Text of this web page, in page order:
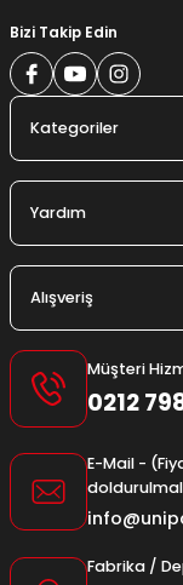
Bizi Takip Edin
Kategoriler
Yardım
Alışveriş
Müşteri
0212
E-Mail -
Fabrika /